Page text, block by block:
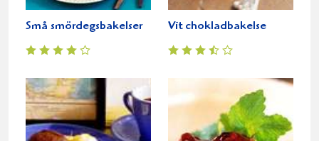
Små smördegsbakelser Vit chokladbakelse